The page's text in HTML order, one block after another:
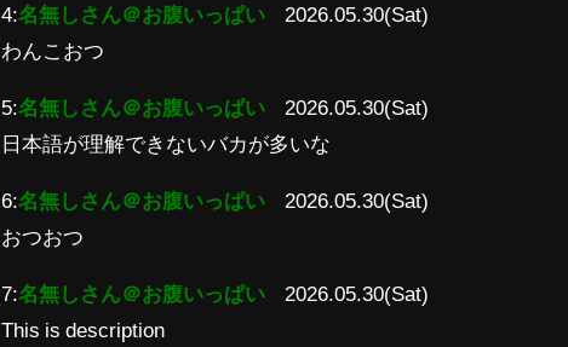
4:名無しさん＠お腹いっぱい
2026.05.30(Sat)
わんこおつ
5:名無しさん＠お腹いっぱい
2026.05.30(Sat)
日本語が理解できないバカが多いな
6:名無しさん＠お腹いっぱい
2026.05.30(Sat)
おつおつ
7:名無しさん＠お腹いっぱい
2026.05.30(Sat)
This is description